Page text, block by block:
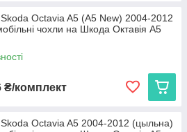
Octavia A5 (А5 New) 2004-2012
чохли на Шкода Октавія А5
₴/комплект
Octavia A5 2004-2012 (цыльна)